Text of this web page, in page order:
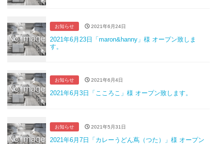
お知らせ 2021年6月24日
2021年6月23日「maron&hanny」様 オープン致しま
す。
お知らせ 2021年6月4日
2021年6月3日「こころこ」様 オープン致します。
お知らせ 2021年5月31日
2021年6月7日「カレーうどん蔦（つた）」様 オープン